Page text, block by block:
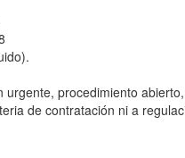
urgente, procedimiento
de contratación ni a